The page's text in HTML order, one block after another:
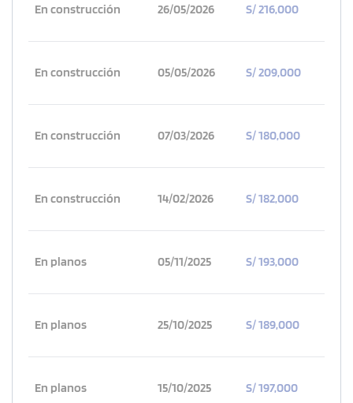
En construcción 26/05/2026 S/ 216,000
En construcción 05/05/2026 S/ 209,000
En construcción 07/03/2026 S/ 180,000
En construcción 14/02/2026 S/ 182,000
En planos 05/11/2025 S/ 193,000
En planos 25/10/2025 S/ 189,000
En planos 15/10/2025 S/ 197,000